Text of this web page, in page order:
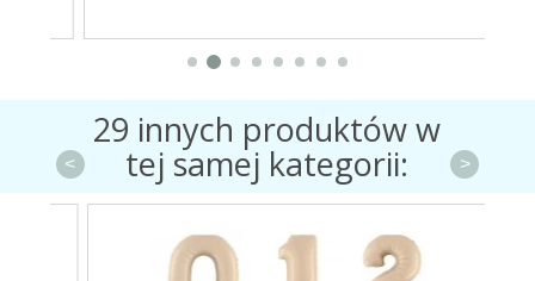
29 innych produktów w
tej samej kategorii:
< >